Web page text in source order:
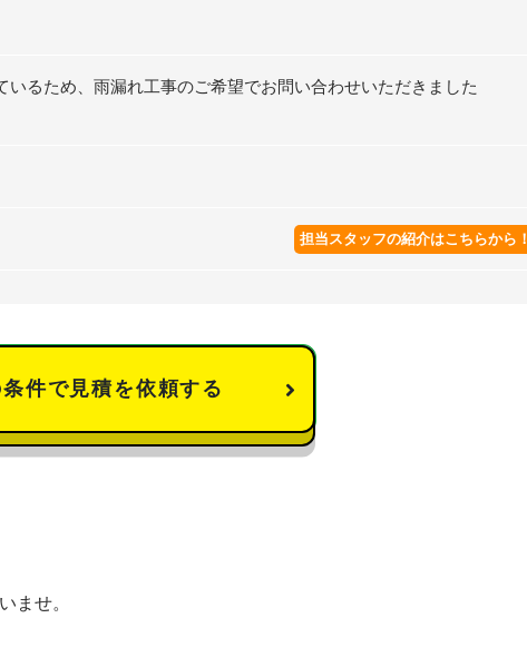
るため、雨漏れ工事のご希望でお問い合わせいただきました
担当スタッフの紹介はこちらから！
件で見積を依頼する
ませ。